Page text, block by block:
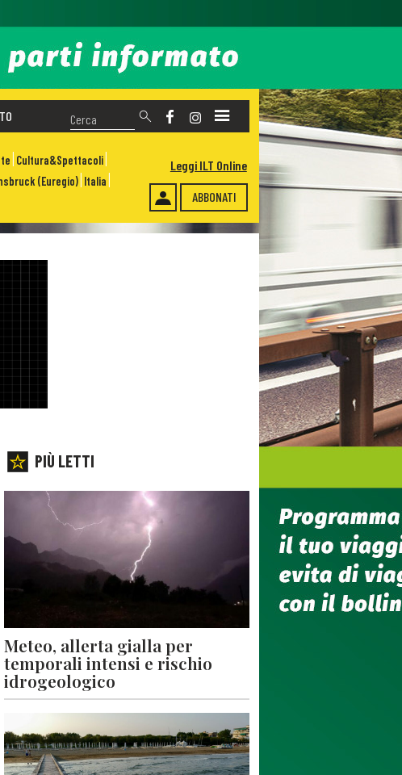
Cultura&Spettacoli
(Euregio) Italia
ABBONATI
Leggi ILT Online
PIÙ LETTI
Meteo, allerta gialla per
temporali intensi e rischio
idrogeologico